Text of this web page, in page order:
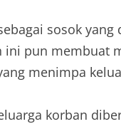
sosok
ini pun membuat
menimpa
korban